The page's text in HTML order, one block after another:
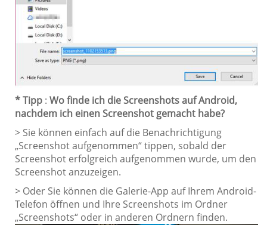
* Tipp : Wo finde ich die Screenshots auf Android,
nachdem ich einen Screenshot gemacht habe?
> Sie können einfach auf die Benachrichtigung
„Screenshot aufgenommen“ tippen, sobald der
Screenshot erfolgreich aufgenommen wurde, um den
Screenshot anzuzeigen.
> Oder Sie können die Galerie-App auf Ihrem Android-
Telefon öffnen und Ihre Screenshots im Ordner
„Screenshots“ oder in anderen Ordnern finden.